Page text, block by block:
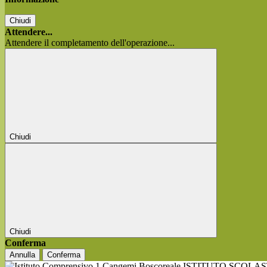
Chiudi
Attendere...
Attendere il completamento dell'operazione...
Chiudi
Chiudi
Conferma
Annulla Conferma